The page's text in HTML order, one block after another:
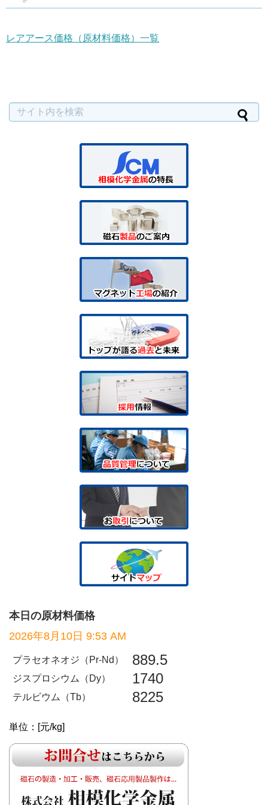
レアアース価格（原材料価格）一覧
本日の原材料価格
2026年8月10日 9:53 AM
プラセオネオジ（Pr-Nd） 889.5
ジスプロシウム（Dy） 1740
テルビウム（Tb） 8225
単位：[元/kg]